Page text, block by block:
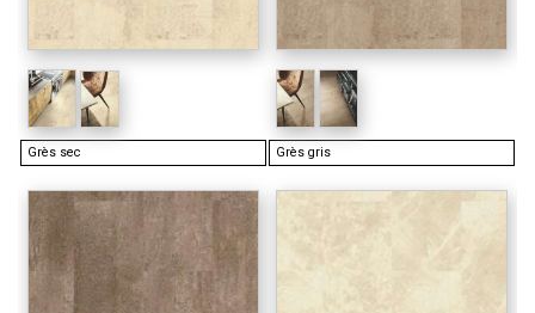
Grès sec Grès gris